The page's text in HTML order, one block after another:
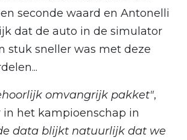
seconde waard en Antonelli
dat de auto in de simulator
stuk sneller was met deze
omvangrijk pakket",
in het kampioenschap in
data blijkt natuurlijk dat we